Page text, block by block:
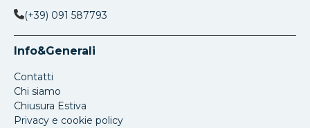
(+39) 091 587793
Info&Generali
Contatti
Chi siamo
Chiusura Estiva
Privacy e cookie policy